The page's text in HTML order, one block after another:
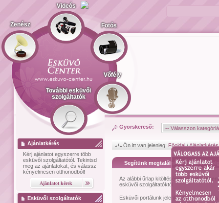
Zenész
Videós
Fotós
Vőfély
További esküvői
szolgáltatók
Ajánlatkérés
Kérj ajánlatot egyszerre több
esküvői szolgáltatótól. Tekintsd
meg az ajánlatokat, és válassz
kényelmesen otthonodból!
Esküvői szolgáltatók
Gyorskereső:
Ön itt van jelenleg: Főoldal/Ajánlatkérés
Segítünk megtalálni az esküvői
Az alábbi űrlap kitöltésével kérhetsz
esküvői szolgáltatóktól.
Esküvői portálunk jelenleg 1474esküvői